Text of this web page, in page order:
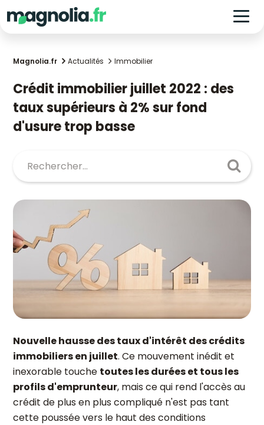
Magnolia.fr Actualités Immobilier
Crédit immobilier juillet 2022 : des
taux supérieurs à 2% sur fond
d'usure trop basse
Nouvelle hausse des taux d'intérêt des crédits
immobiliers en juillet. Ce mouvement inédit et
inexorable touche toutes les durées et tous les
profils d'emprunteur, mais ce qui rend l'accès au
crédit de plus en plus compliqué n'est pas tant
cette poussée vers le haut des conditions